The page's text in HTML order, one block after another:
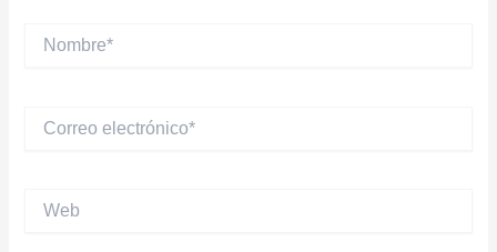
Nombre*
electrónico*
Web